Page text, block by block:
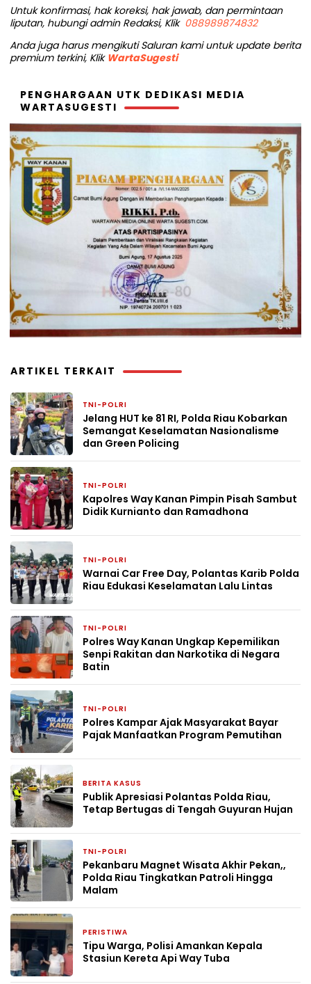
Untuk konfirmasi, hak koreksi, hak jawab, dan permintaan
liputan, hubungi admin Redaksi, Klik 088989874832
Anda juga harus mengikuti Saluran kami untuk update berita
premium terkini, Klik WartaSugesti
PENGHARGAAN UTK DEDIKASI MEDIA
WARTASUGESTI
ARTIKEL TERKAIT
TNI-POLRI
Jelang HUT ke 81 RI, Polda Riau Kobarkan
Semangat Keselamatan Nasionalisme
dan Green Policing
TNI-POLRI
Kapolres Way Kanan Pimpin Pisah Sambut
Didik Kurnianto dan Ramadhona
TNI-POLRI
Warnai Car Free Day, Polantas Karib Polda
Riau Edukasi Keselamatan Lalu Lintas
TNI-POLRI
Polres Way Kanan Ungkap Kepemilikan
Senpi Rakitan dan Narkotika di Negara
Batin
TNI-POLRI
Polres Kampar Ajak Masyarakat Bayar
Pajak Manfaatkan Program Pemutihan
BERITA KASUS
Publik Apresiasi Polantas Polda Riau,
Tetap Bertugas di Tengah Guyuran Hujan
TNI-POLRI
Pekanbaru Magnet Wisata Akhir Pekan,,
Polda Riau Tingkatkan Patroli Hingga
Malam
PERISTIWA
Tipu Warga, Polisi Amankan Kepala
Stasiun Kereta Api Way Tuba